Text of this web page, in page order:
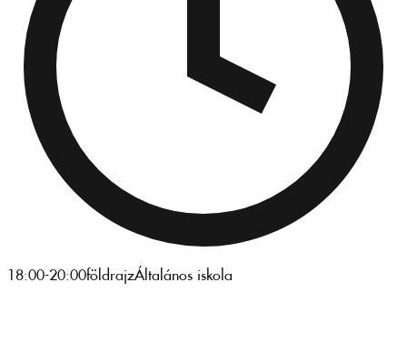
18:00-20:00földrajzÁltalános iskola